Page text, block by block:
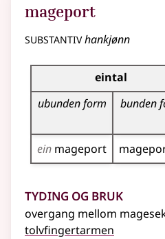
mageport
substantivhankjønn
Bøyningstabell for dette
eintal
ubunden form
bunden
ein mageport
Tyding og bruk
overgang mellom
tolvfingertarmen